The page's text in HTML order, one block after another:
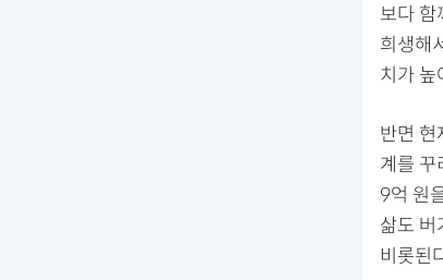
보다 함
희생해
치가 높
반면 현
계를 꾸
9억 원
삶도 버
비롯된